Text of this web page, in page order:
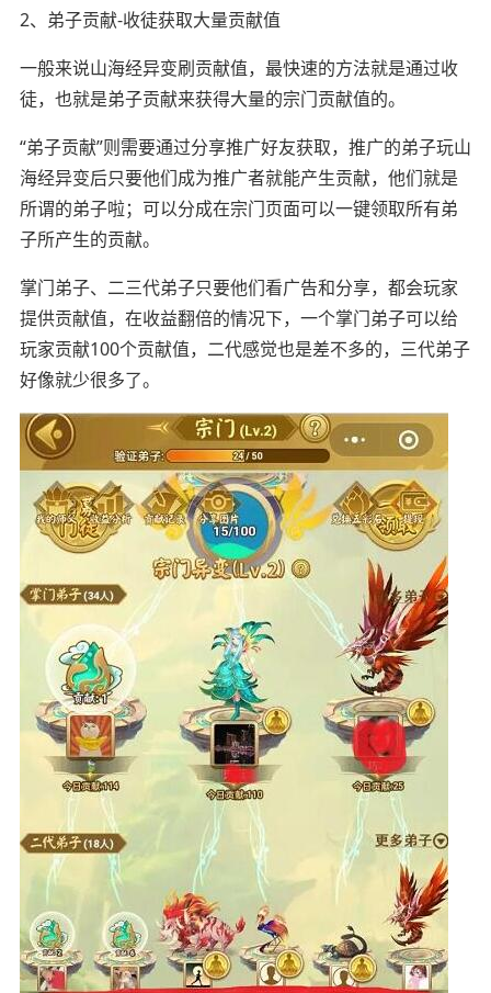
2、弟子贡献-收徒获取大量贡献值
一般来说山海经异变刷贡献值，最快速的方法就是通过收
徒，也就是弟子贡献来获得大量的宗门贡献值的。
“弟子贡献”则需要通过分享推广好友获取，推广的弟子玩山
海经异变后只要他们成为推广者就能产生贡献，他们就是
所谓的弟子啦；可以分成在宗门页面可以一键领取所有弟
子所产生的贡献。
掌门弟子、二三代弟子只要他们看广告和分享，都会玩家
提供贡献值，在收益翻倍的情况下，一个掌门弟子可以给
玩家贡献100个贡献值，二代感觉也是差不多的，三代弟子
好像就少很多了。